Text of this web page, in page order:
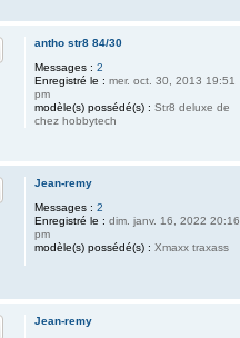
antho str8 84/30
Messages : 2
Enregistré le : mer. oct. 30, 2013 19:51
pm
modèle(s) possédé(s) : Str8 deluxe de
chez hobbytech
Jean-remy
Messages : 2
Enregistré le : dim. janv. 16, 2022 20:16
pm
modèle(s) possédé(s) : Xmaxx traxass
Jean-remy